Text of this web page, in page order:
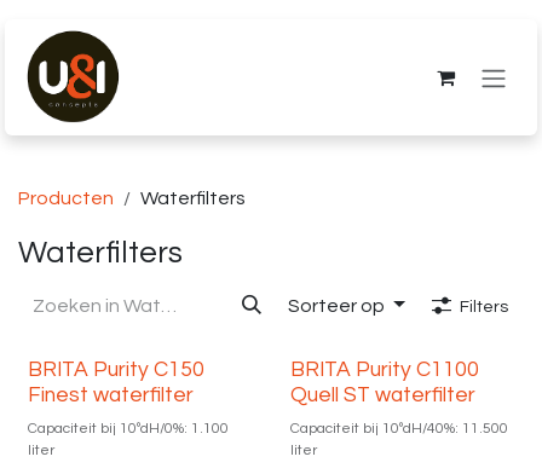
Producten Waterfilters
Waterfilters
Sorteer op Filters
BRITA Purity C150
Finest waterfilter
Capaciteit bij 10ºdH/0%: 1.100
liter
📦+
BRITA Purity C1100
Quell ST waterfilter
Capaciteit bij 10ºdH/40%: 11.500
liter